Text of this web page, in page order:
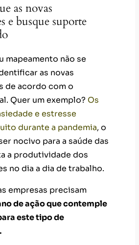
as novas
e busque suporte
mapeamento não se
as novas
de acordo com o
Quer um exemplo? Os
e estresse
durante a pandemia, o
nocivo para a saúde das
a produtividade dos
no dia a dia de trabalho.
empresas precisam
de ação que contemple
este tipo de